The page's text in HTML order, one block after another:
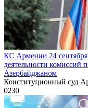
КС Армении 24 сентября
деятельности комиссий
Азербайджаном
Конституционный суд
0230